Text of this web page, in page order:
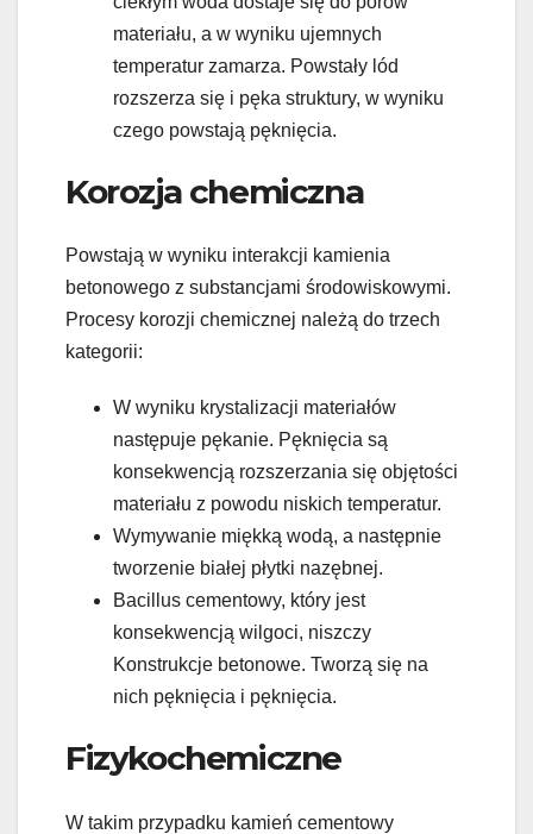
materiału, a w wyniku ujemnych
temperatur zamarza. Powstały lód
rozszerza się i pęka struktury, w wyniku
czego powstają pęknięcia.
Korozja chemiczna
Powstają w wyniku interakcji kamienia
betonowego z substancjami środowiskowymi.
Procesy korozji chemicznej należą do trzech
kategorii:
W wyniku krystalizacji materiałów
następuje pękanie. Pęknięcia są
konsekwencją rozszerzania się objętości
materiału z powodu niskich temperatur.
Wymywanie miękką wodą, a następnie
tworzenie białej płytki nazębnej.
Bacillus cementowy, który jest
konsekwencją wilgoci, niszczy
Konstrukcje betonowe. Tworzą się na
nich pęknięcia i pęknięcia.
Fizykochemiczne
W takim przypadku kamień cementowy